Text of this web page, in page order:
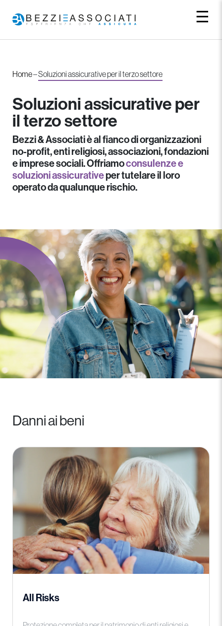
☰
Home–Soluzioni assicurative per il terzo settore
Soluzioni assicurative per
il terzo settore
Bezzi & Associati è al fianco di organizzazioni
no-profit, enti religiosi, associazioni, fondazioni
e imprese sociali. Offriamoconsulenze e
soluzioni assicurativeper tutelare il loro
operato da qualunque rischio.
Danni ai beni
All Risks